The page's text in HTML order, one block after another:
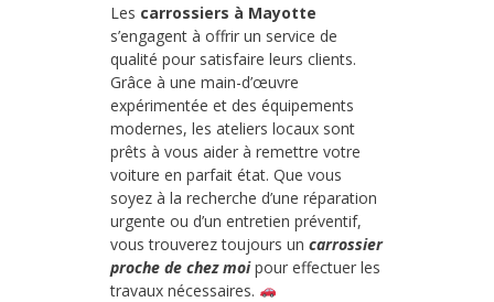
Les carrossiers à Mayotte
s’engagent à offrir un service de
qualité pour satisfaire leurs clients.
Grâce à une main-d’œuvre
expérimentée et des équipements
modernes, les ateliers locaux sont
prêts à vous aider à remettre votre
voiture en parfait état. Que vous
soyez à la recherche d’une réparation
urgente ou d’un entretien préventif,
vous trouverez toujours un carrossier
proche de chez moipour effectuer les
travaux nécessaires.